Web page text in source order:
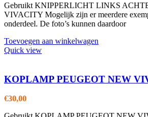
Gebruikt KNIPPERLICHT LINKS
VIVACITY Mogelijk zijn er meerdere
onderdeel. De foto’s kunnen daardoor
Toevoegen aan winkelwagen
Quick view
KOPLAMP PEUGEOT NEW
€30,00